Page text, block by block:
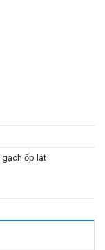
gạch ốp lát